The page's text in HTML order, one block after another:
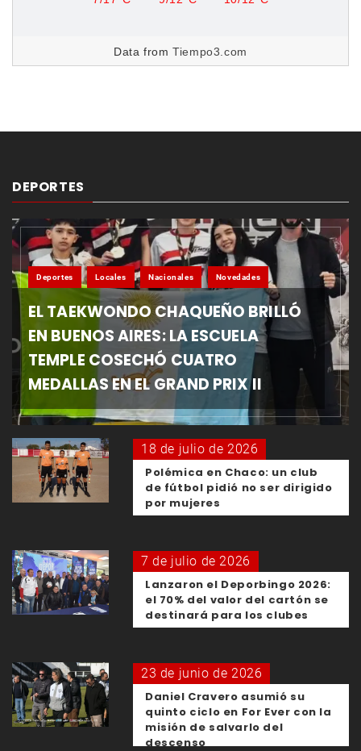
Data fromTiempo3.com
DEPORTES
Deportes Locales Nacionales Novedades
EL TAEKWONDO CHAQUEÑO BRILLÓ
EN BUENOS AIRES: LA ESCUELA
TEMPLE COSECHÓ CUATRO
MEDALLAS EN EL GRAND PRIX II
18 de julio de 2026
Polémica en Chaco: un club
de fútbol pidió no ser dirigido
por mujeres
7 de julio de 2026
Lanzaron el Deporbingo 2026:
el 70% del valor del cartón se
destinará para los clubes
23 de junio de 2026
Daniel Cravero asumió su
quinto ciclo en For Ever con la
misión de salvarlo del
descenso